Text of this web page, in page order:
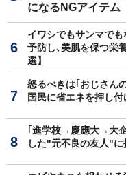
になるNGアイテム
イワシでもサンマで
予防し､美肌を保つ栄
選】
怒るべきは｢おじさん
国民に省エネを押し
｢進学校→慶應大→大
した"元不良の友人"